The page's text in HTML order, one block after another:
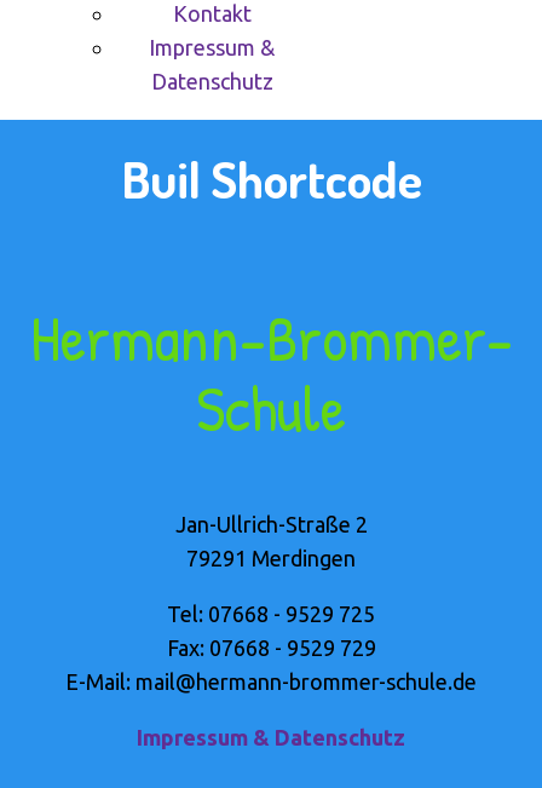
Kontakt
Impressum &
Datenschutz
Buil Shortcode
Hermann-Brommer-
Schule
Jan-Ullrich-Straße 2
79291 Merdingen
Tel: 07668 - 9529 725
Fax: 07668 - 9529 729
E-Mail: mail@hermann-brommer-schule.de
Impressum & Datenschutz